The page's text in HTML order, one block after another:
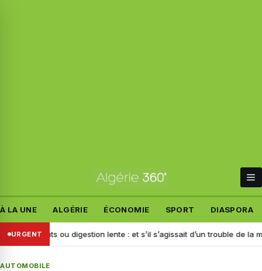
À LA UNE ALGÉRIE ÉCONOMIE SPORT DIASPORA
URGENT ou digestion lente : et s’il s’agissait d’un trouble de la
AUTOMOBILE